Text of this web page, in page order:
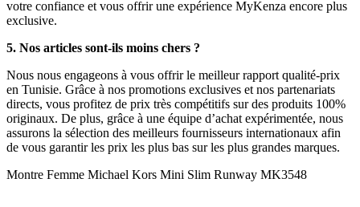
votre confiance et vous offrir une expérience MyKenza encore plus
exclusive.
5. Nos articles sont-ils moins chers ?
Nous nous engageons à vous offrir le meilleur rapport qualité-prix
en Tunisie. Grâce à nos promotions exclusives et nos partenariats
directs, vous profitez de prix très compétitifs sur des produits 100%
originaux. De plus, grâce à une équipe d’achat expérimentée, nous
assurons la sélection des meilleurs fournisseurs internationaux afin
de vous garantir les prix les plus bas sur les plus grandes marques.
Montre Femme Michael Kors Mini Slim Runway MK3548